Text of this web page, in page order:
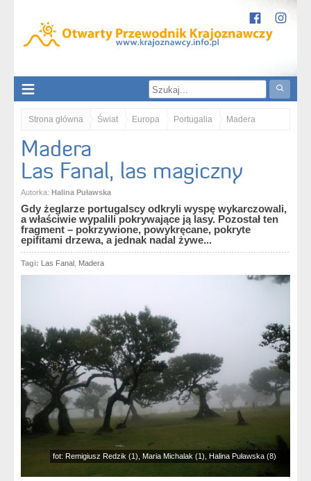
Strona główna Świat Europa Portugalia Madera
Madera. Las Fanal, las magiczny
Madera
Las Fanal, las magiczny
Autorka: Halina Puławska
Gdy żeglarze portugalscy odkryli wyspę wykarczowali,
a właściwie wypalili pokrywające ją lasy. Pozostał ten
fragment – pokrzywione, powykręcane, pokryte
epifitami drzewa, a jednak nadal żywe...
Tagi: Las Fanal Madera
fot: Remigiusz Redzik (1), Maria Michalak (1), Halina Puławska (8)